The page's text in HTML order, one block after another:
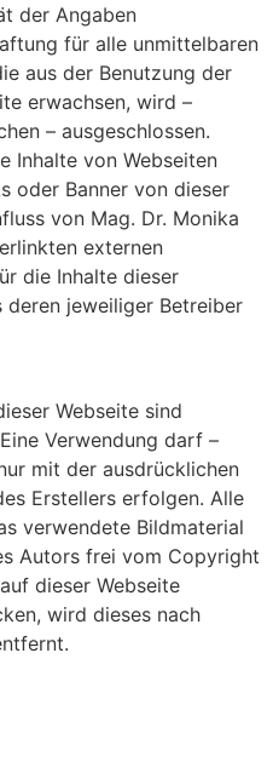
der Angaben
für alle unmittelbaren
aus der Benutzung der
erwachsen, wird –
– ausgeschlossen.
Inhalte von Webseiten
oder Banner von dieser
von Mag. Dr. Monika
externen
die Inhalte dieser
jeweiliger Betreiber
Webseite sind
Verwendung darf –
mit der ausdrücklichen
Erstellers erfolgen. Alle
verwendete Bildmaterial
Autors frei vom Copyright
dieser Webseite
wird dieses nach